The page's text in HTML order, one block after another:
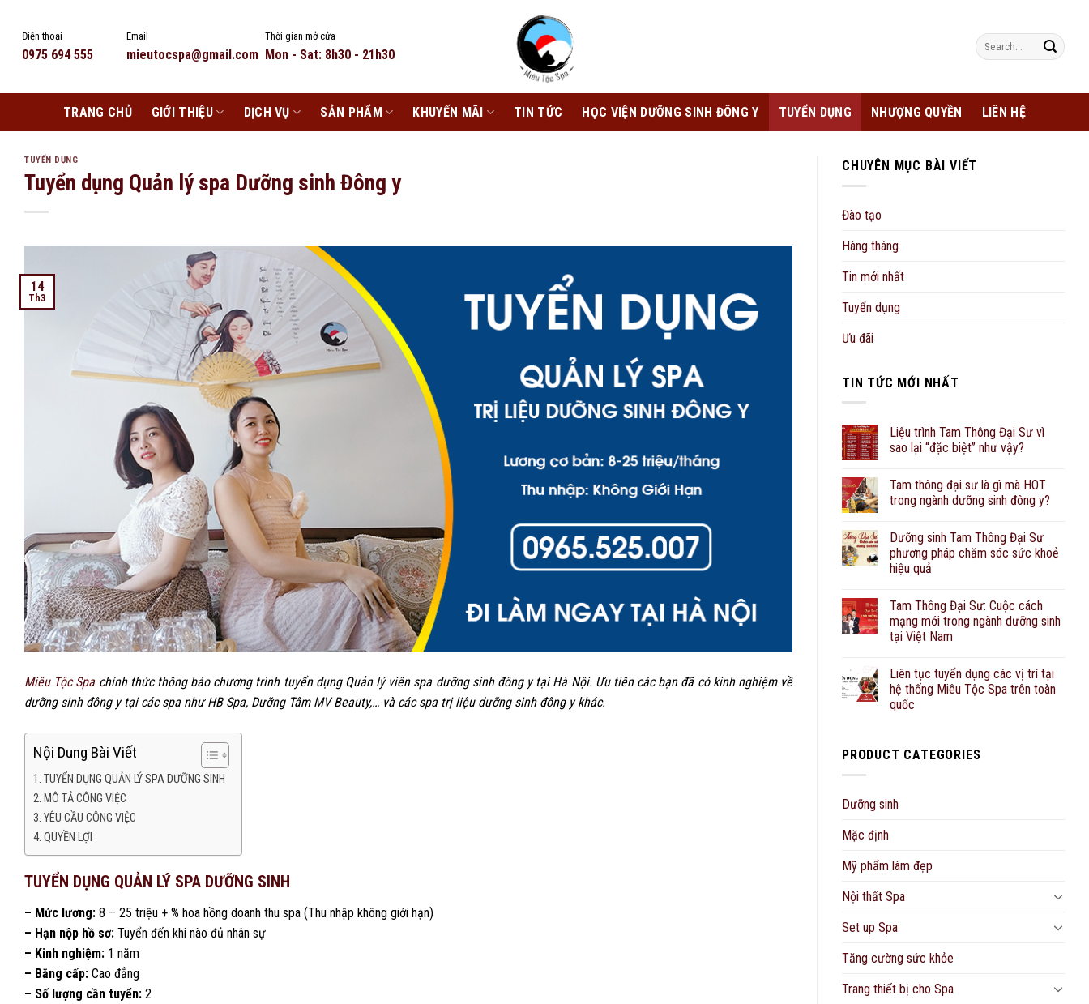
content
Điện thoại
0975 694 555
Email
mieutocspa@gmail.com
Thời gian mở cửa
Mon - Sat: 8h30 - 21h30
Search
for:
TRANG CHỦ GIỚI THIỆU DỊCH VỤ SẢN PHẨM KHUYẾN MÃI TIN TỨC HỌC VIỆN DƯỠNG SINH ĐÔNG Y TUYỂN DỤNG NHƯỢNG QUYỀN LIÊN HỆ
TUYỂN DỤNG
Tuyển dụng Quản lý spa Dưỡng sinh Đông y
14
Th3
Miêu Tộc Spachính thức thông báo chương trình tuyển dụng Quản lý viên spa dưỡng sinh đông y tại Hà Nội. Ưu tiên các bạn đã có kinh nghiệm về
dưỡng sinh đông y tại các spa như HB Spa, Dưỡng Tâm MV Beauty,… và các spa trị liệu dưỡng sinh đông y khác.
Nội Dung Bài Viết
TUYỂN DỤNG QUẢN LÝ SPA DƯỠNG SINH
MÔ TẢ CÔNG VIỆC
YÊU CẦU CÔNG VIỆC
QUYỀN LỢI
TUYỂN DỤNG QUẢN LÝ SPA DƯỠNG SINH
– Mức lương: 8 – 25 triệu + % hoa hồng doanh thu spa (Thu nhập không giới hạn)
– Hạn nộp hồ sơ: Tuyển đến khi nào đủ nhân sự
– Kinh nghiệm: 1 năm
– Bằng cấp: Cao đẳng
– Số lượng cần tuyển: 2
CHUYÊN MỤC BÀI VIẾT
Đào tạo
Hàng tháng
Tin mới nhất
Tuyển dụng
Ưu đãi
TIN TỨC MỚI NHẤT
Liệu trình Tam Thông Đại Sư vì
sao lại “đặc biệt” như vậy?
Tam thông đại sư là gì mà HOT
trong ngành dưỡng sinh đông y?
Dưỡng sinh Tam Thông Đại Sư
phương pháp chăm sóc sức khoẻ
hiệu quả
Tam Thông Đại Sư: Cuộc cách
mạng mới trong ngành dưỡng sinh
tại Việt Nam
Liên tục tuyển dụng các vị trí tại
hệ thống Miêu Tộc Spa trên toàn
quốc
PRODUCT CATEGORIES
Dưỡng sinh
Mặc định
Mỹ phẩm làm đẹp
Nội thất Spa
Set up Spa
Tăng cường sức khỏe
Trang thiết bị cho Spa